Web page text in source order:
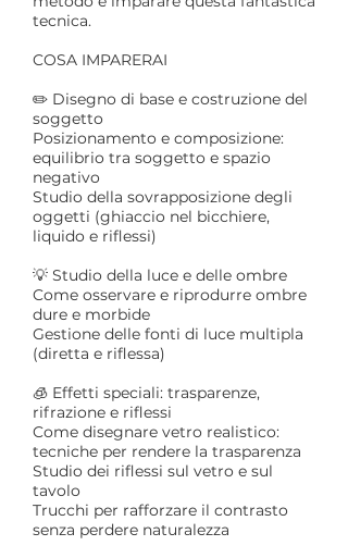
tecnica.
COSA IMPARERAI
✏️ Disegno di base e costruzione del
soggetto
Posizionamento e composizione:
equilibrio tra soggetto e spazio
negativo
Studio della sovrapposizione degli
oggetti (ghiaccio nel bicchiere,
liquido e riflessi)
💡 Studio della luce e delle ombre
Come osservare e riprodurre ombre
dure e morbide
Gestione delle fonti di luce multipla
(diretta e riflessa)
🧊 Effetti speciali: trasparenze,
rifrazione e riflessi
Come disegnare vetro realistico:
tecniche per rendere la trasparenza
Studio dei riflessi sul vetro e sul
tavolo
Trucchi per rafforzare il contrasto
senza perdere naturalezza